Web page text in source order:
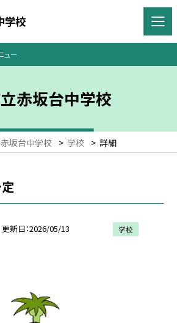
学校
ュー
赤坂台中学校
坂台中学校 > 学校 > 詳細
更新日 2026/05/13 学校